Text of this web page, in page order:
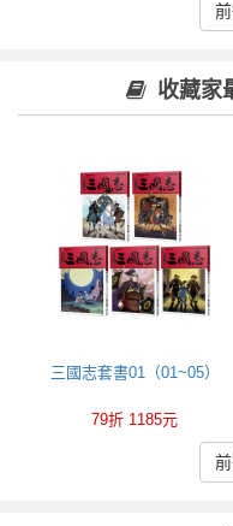
收藏家
三國志套書01（01~05）
79折 1185元